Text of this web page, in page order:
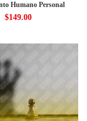
Humano Personal
$149.00